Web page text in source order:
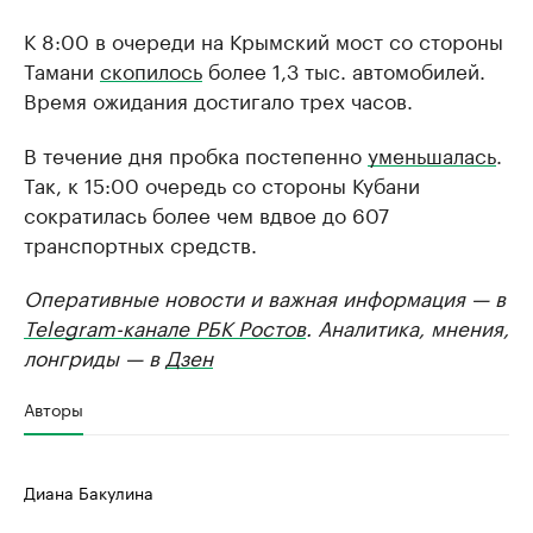
К 8:00 в очереди на Крымский мост со стороны
Тамани скопилось более 1,3 тыс. автомобилей.
Время ожидания достигало трех часов.
В течение дня пробка постепенноуменьшалась
Так, к 15:00 очередь со стороны Кубани
сократилась более чем вдвое до 607
транспортных средств.
Оперативные новости и важная информация — в
Telegram-канале РБК Ростов. Аналитика, мнения,
лонгриды — в Дзен
Авторы
Диана Бакулина